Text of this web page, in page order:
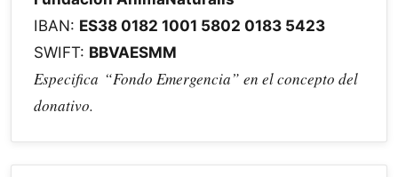
IBAN: ES38 0182 1001 5802 0183 5423
SWIFT: BBVAESMM
Especifica “Fondo Emergencia” en el concepto del
donativo.